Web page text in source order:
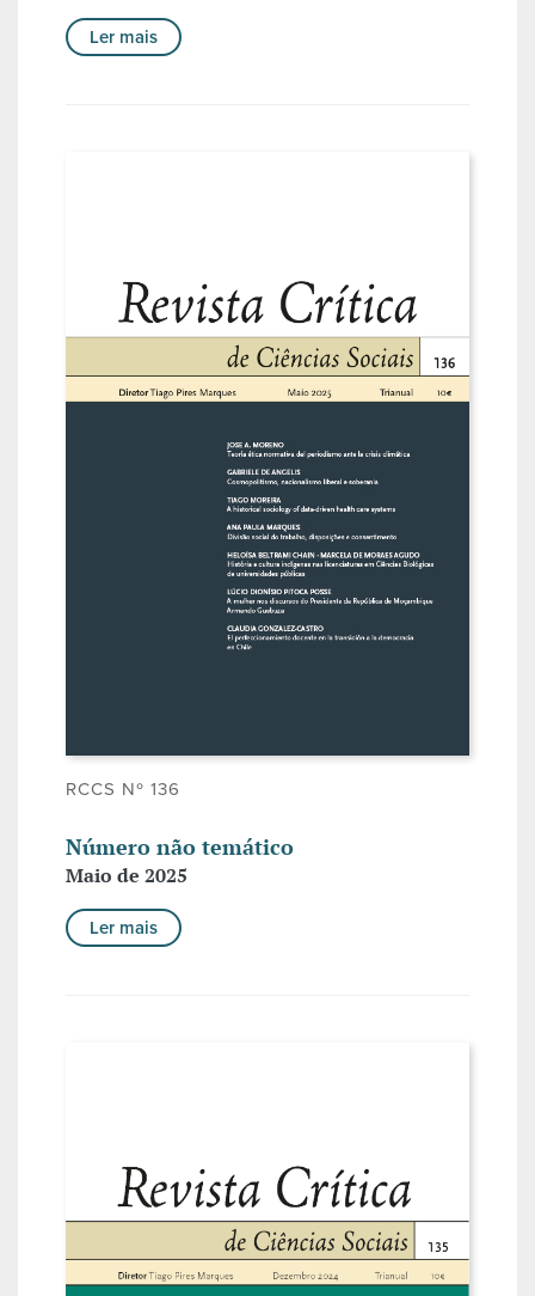
Ler mais
RCCS Nº 136
Número não temático
Maio de 2025
Ler mais